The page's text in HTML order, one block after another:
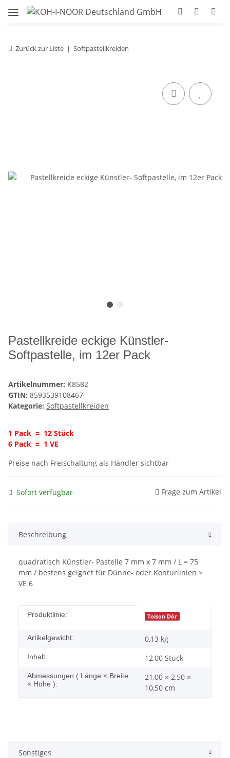
Zurück zur Liste Softpastellkreiden
Pastellkreide eckige Künstler-
Softpastelle, im 12er Pack
Artikelnummer: K8582
GTIN: 8593539108467
Kategorie: Softpastellkreiden
1 Pack = 12 Stück
6 Pack = 1 VE
Preise nach Freischaltung als Händler sichtbar
Sofort verfügbar Frage zum Artikel
Beschreibung
quadratisch Künstler- Pastelle 7 mm x 7 mm / L = 75
mm / bestens geignet für Dünne- oder Konturlinien >
VE 6
Produkteigenschaft
Wert
Produktlinie: Toison Dòr
Artikelgewicht: 0,13 kg
Inhalt: 12,00 Stück
Abmessungen ( Länge × Breite
× Höhe ):
21,00 × 2,50 ×
10,50 cm
Sonstiges